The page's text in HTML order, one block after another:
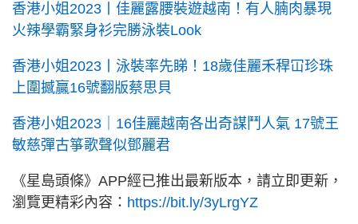
香港小姐2023丨佳麗露腰裝遊越南！有人腩肉暴現
火辣學霸緊身衫完勝泳裝Look
香港小姐2023丨泳裝率先睇！18歲佳麗禾稈冚珍珠
上圍撼贏16號翻版蔡思貝
香港小姐2023｜16佳麗越南各出奇謀鬥人氣 17號王
敏慈彈古箏歌聲似鄧麗君
《星島頭條》APP經已推出最新版本，請立即更新，
瀏覽更精彩內容： https://bit.ly/3yLrgYZ